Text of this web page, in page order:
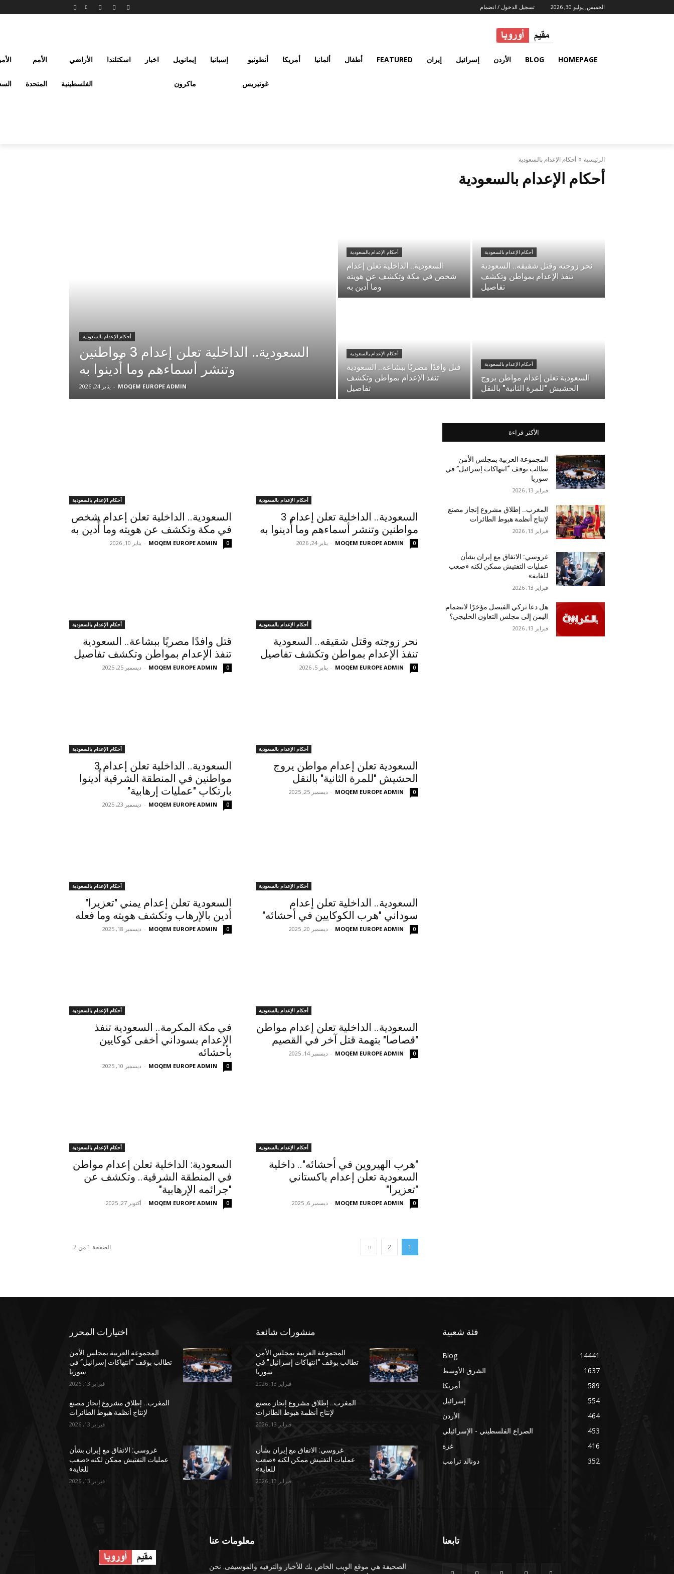
الخميس, يوليو 30, 2026 تسجيل الدخول / انضمام
HOMEPAGE
BLOG الأردن إسرائيل إيران FEATURED أطفال ألمانيا أمريكا أنطونيو
غوتيريس
إسبانيا إيمانويل
ماكرون
اخبار اسكتلندا الأراضي
الفلسطينية
الأمم
المتحدة
الرئيسية أحكام الإعدام بالسعودية
أحكام الإعدام بالسعودية
أحكام الإعدام بالسعودية
السعودية.. الداخلية تعلن إعدام 3 مواطنين
وتنشر أسماءهم وما أُدينوا به
MOQEM EUROPE ADMIN
- يناير 24, 2026
أحكام الإعدام بالسعودية
السعودية.. الداخلية تعلن إعدام
شخص في مكة وتكشف عن هويته
وما أُدين به
أحكام الإعدام بالسعودية
نحر زوجته وقتل شقيقه.. السعودية
تنفذ الإعدام بمواطن وتكشف
تفاصيل
أحكام الإعدام بالسعودية
قتل وافدًا مصريًا ببشاعة.. السعودية
تنفذ الإعدام بمواطن وتكشف
تفاصيل
أحكام الإعدام بالسعودية
السعودية تعلن إعدام مواطن يروج
الحشيش "للمرة الثانية" بالنقل
أحكام الإعدام بالسعودية
السعودية.. الداخلية تعلن إعدام 3
مواطنين وتنشر أسماءهم وما أُدينوا به
MOQEM EUROPE ADMIN
- يناير 24, 2026 0
أحكام الإعدام بالسعودية
السعودية.. الداخلية تعلن إعدام شخص
في مكة وتكشف عن هويته وما أُدين به
MOQEM EUROPE ADMIN
- يناير 10, 2026 0
أحكام الإعدام بالسعودية
نحر زوجته وقتل شقيقه.. السعودية
تنفذ الإعدام بمواطن وتكشف تفاصيل
MOQEM EUROPE ADMIN
- يناير 5, 2026 0
أحكام الإعدام بالسعودية
قتل وافدًا مصريًا ببشاعة.. السعودية
تنفذ الإعدام بمواطن وتكشف تفاصيل
MOQEM EUROPE ADMIN
- ديسمبر 25, 2025 0
أحكام الإعدام بالسعودية
السعودية تعلن إعدام مواطن يروج
الحشيش "للمرة الثانية" بالنقل
MOQEM EUROPE ADMIN
- ديسمبر 25, 2025 0
أحكام الإعدام بالسعودية
السعودية.. الداخلية تعلن إعدام 3
مواطنين في المنطقة الشرقية أُدينوا
بارتكاب "عمليات إرهابية"
MOQEM EUROPE ADMIN
- ديسمبر 23, 2025 0
أحكام الإعدام بالسعودية
السعودية.. الداخلية تعلن إعدام
سوداني "هرب الكوكايين في أحشائه"
MOQEM EUROPE ADMIN
- ديسمبر 20, 2025 0
أحكام الإعدام بالسعودية
السعودية تعلن إعدام يمني "تعزيرا"
أدين بالإرهاب وتكشف هويته وما فعله
MOQEM EUROPE ADMIN
- ديسمبر 18, 2025 0
أحكام الإعدام بالسعودية
السعودية.. الداخلية تعلن إعدام مواطن
"قصاصا" بتهمة قتل آخر في القصيم
MOQEM EUROPE ADMIN
- ديسمبر 14, 2025 0
أحكام الإعدام بالسعودية
في مكة المكرمة.. السعودية تنفذ
الإعدام بسوداني أخفى كوكايين
بأحشائه
MOQEM EUROPE ADMIN
- ديسمبر 10, 2025 0
أحكام الإعدام بالسعودية
"هرب الهيروين في أحشائه".. داخلية
السعودية تعلن إعدام باكستاني
"تعزيرا"
MOQEM EUROPE ADMIN
- ديسمبر 6, 2025 0
أحكام الإعدام بالسعودية
السعودية: الداخلية تعلن إعدام مواطن
في المنطقة الشرقية.. وتكشف عن
"جرائمه الإرهابية"
MOQEM EUROPE ADMIN
- أكتوبر 27, 2025 0
1
2 الصفحة 1 من 2
الأكثر قراءة
المجموعة العربية بمجلس الأمن
تطالب بوقف “انتهاكات إسرائيل” في
سوريا
فبراير 13, 2026
المغرب.. إطلاق مشروع إنجاز مصنع
لإنتاج أنظمة هبوط الطائرات
فبراير 13, 2026
غروسي: الاتفاق مع إيران بشأن
عمليات التفتيش ممكن لكنه «صعب
للغاية»
فبراير 13, 2026
هل دعا تركي الفيصل مؤخرًا لانضمام
اليمن إلى مجلس التعاون الخليجي؟
فبراير 13, 2026
اختيارات المحرر
المجموعة العربية بمجلس الأمن
تطالب بوقف “انتهاكات إسرائيل” في
سوريا
فبراير 13, 2026
المغرب.. إطلاق مشروع إنجاز مصنع
لإنتاج أنظمة هبوط الطائرات
فبراير 13, 2026
غروسي: الاتفاق مع إيران بشأن
عمليات التفتيش ممكن لكنه «صعب
للغاية»
فبراير 13, 2026
منشورات شائعة
المجموعة العربية بمجلس الأمن
تطالب بوقف “انتهاكات إسرائيل” في
سوريا
فبراير 13, 2026
المغرب.. إطلاق مشروع إنجاز مصنع
لإنتاج أنظمة هبوط الطائرات
فبراير 13, 2026
غروسي: الاتفاق مع إيران بشأن
عمليات التفتيش ممكن لكنه «صعب
للغاية»
فبراير 13, 2026
فئة شعبية
Blog
14441
الشرق الأوسط
1637
أمريكا
589
إسرائيل
554
الأردن
464
الصراع الفلسطيني - الإسرائيلي
453
غزة
416
دونالد ترامب
352
معلومات عنا
الصحيفة هي موقع الويب الخاص بك للأخبار والترفيه والموسيقى. نحن
تابعنا